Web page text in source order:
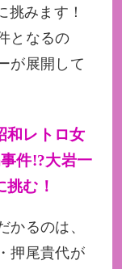
挑みます！
となるの
が展開して
和レトロ女
件!?大岩一
む！
るのは、
押尾貴代が